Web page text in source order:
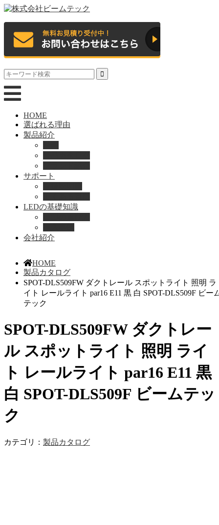
HOME
選ばれる理由
製品紹介
サポート
LEDの基礎知識
会社紹介
HOME
製品カタログ
SPOT-DLS509FW ダクトレール スポットライト 照明 ラ
イト レールライト par16 E11 黒 白 SPOT-DLS509F ビー
テック
SPOT-DLS509FW ダクトレー
ル スポットライト 照明 ライ
ト レールライト par16 E11 黒
白 SPOT-DLS509F ビームテッ
ク
カテゴリ： 製品カタログ